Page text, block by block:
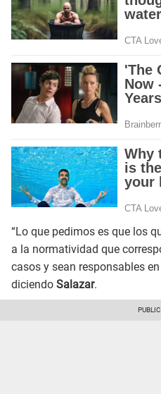
“Lo que pedimos es que los
a la normatividad que
casos y sean responsables
diciendo Salazar.